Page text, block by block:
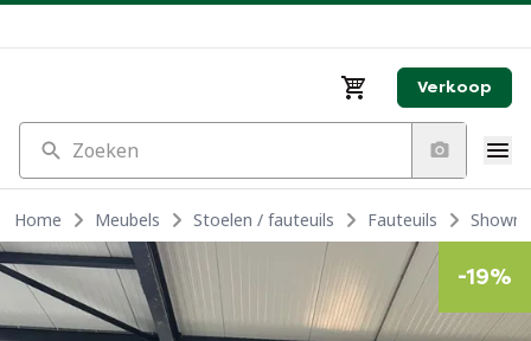
Verkoop
Zoeken
Home Meubels Stoelen / fauteuils Fauteuils
-19%